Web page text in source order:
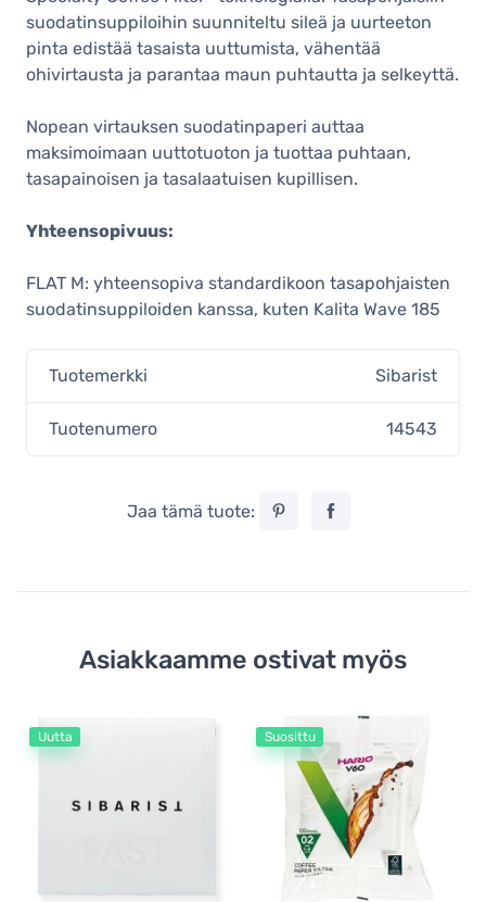
suodatinsuppiloihin suunniteltu sileä ja uurteeton
pinta edistää tasaista uuttumista, vähentää
ohivirtausta ja parantaa maun puhtautta ja selkeyttä.
Nopean virtauksen suodatinpaperi auttaa
maksimoimaan uuttotuoton ja tuottaa puhtaan,
tasapainoisen ja tasalaatuisen kupillisen.
Yhteensopivuus:
FLAT M: yhteensopiva standardikoon tasapohjaisten
suodatinsuppiloiden kanssa, kuten Kalita Wave 185
Tuotemerkki Sibarist
Tuotenumero 14543
Jaa tämä tuote:
Asiakkaamme ostivat myös
Uutta Suosittu